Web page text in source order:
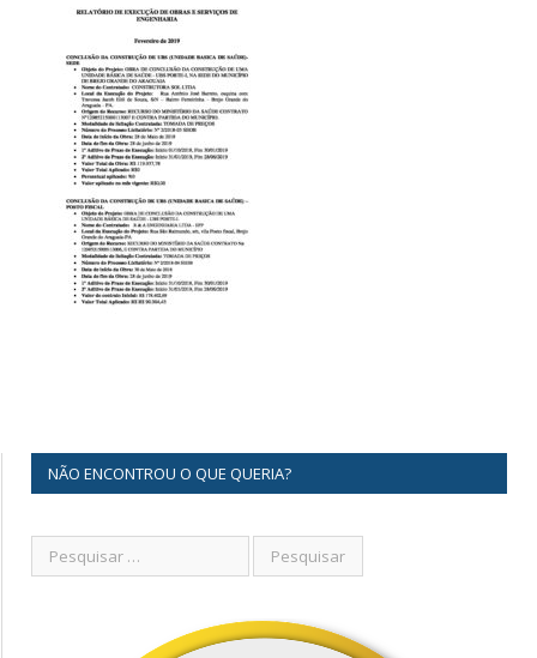
NÃO ENCONTROU O QUE QUERIA?